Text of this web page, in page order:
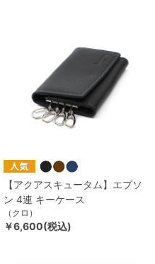
【アクアスキュータム】エプソ
ン 4連 キーケース
（クロ）
￥6,600(税込)